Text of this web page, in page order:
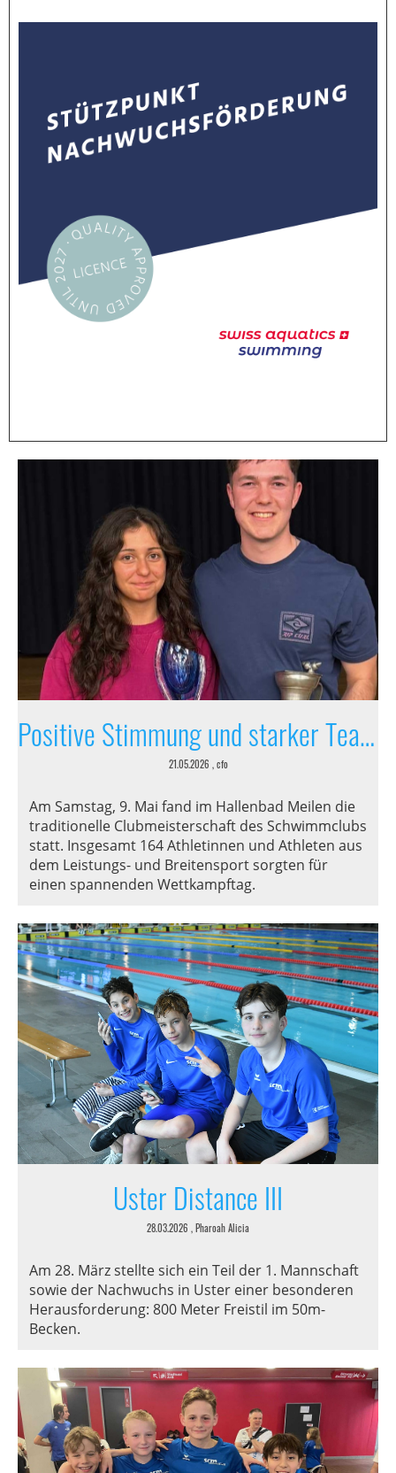
Positive Stimmung und starker Teamgeist
21.05.2026 , cfo
Am Samstag, 9. Mai fand im Hallenbad Meilen die
traditionelle Clubmeisterschaft des Schwimmclubs
statt. Insgesamt 164 Athletinnen und Athleten aus
dem Leistungs- und Breitensport sorgten für
einen spannenden Wettkampftag.
Uster Distance III
28.03.2026 , Pharoah Alicia
Am 28. März stellte sich ein Teil der 1. Mannschaft
sowie der Nachwuchs in Uster einer besonderen
Herausforderung: 800 Meter Freistil im 50m-
Becken.